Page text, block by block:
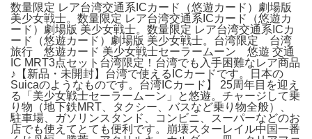
数量限定 レア台湾交通系ICカード（悠遊カード）劇場版
美少女戦士。数量限定 レア台湾交通系ICカード（悠遊カ
ード）劇場版 美少女戦士。数量限定 レア台湾交通系ICカ
ード（悠遊カード）劇場版 美少女戦士。台湾限定 台湾
旅行 悠遊カード 美少女戦士セーラームーン 悠遊 交通
IC MRT3点セット台湾限定！台湾でも入手困難なレア商品
♪【新品・未開封】台湾で使えるICカードです。日本の
Suicaのようなものです。台湾ICカード】 25周年目を迎え
る「美少女戦士セーラームーン」と悠遊。チャージして乗
り物（地下鉄MRT、タクシー、バスなど乗り物全般）、
駐車場、ガソリンスタンド、コンビニ、スーパーなどのお
店でも使えてとても便利です。崩壊スターレイル中国一番